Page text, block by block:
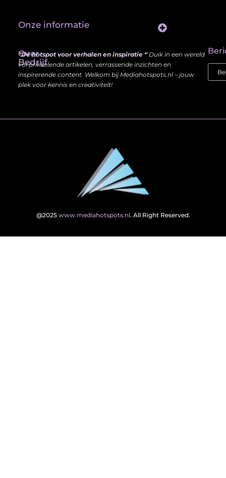
Over
Bedrijf
“Dé hotspot voor verhalen en inspiratie “Duik in een wereld
vol prikkelende artikelen, verrassende inzichten en
inspirerende content. Welkom bij Mediahotspots.nl – jouw
plek voor kennis en creativiteit!
Onze informatie
@2025 www.mediahotspots.nl. All Right Reserved.